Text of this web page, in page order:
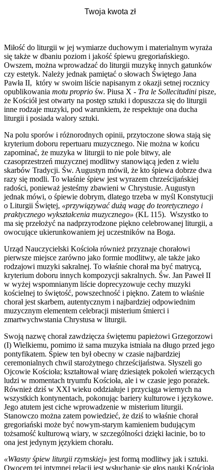
Miłość do liturgii w jej wymiarze duchowym i materialnym wyraża
się także w dbaniu poziom i jakość śpiewu gregoriańskiego.
Owszem, można wprowadzać do liturgii muzykę innych gatunków
czy estetyk. Należy jednak pamiętać o słowach Świętego Jana
Pawła II, który w swoim liście napisanym z okazji setnej rocznicy
opublikowania motu proprio św. Piusa X - Tra le Sollecitudini pisze,
że Kościół jest otwarty na postęp sztuki i dopuszcza się do liturgii
inne rodzaje muzyki, pod warunkiem, że respektuje ona ducha
liturgii i posiada walory sztuki.
Na polu sporów i różnorodnych opinii, przytoczone słowa stają się
kryterium doboru repertuaru muzycznego. Nie można w końcu
zapominać, że muzyka w liturgii to nie pole bitwy, ale
czasoprzestrzeń muzycznej modlitwy stanowiącą jeden z wielu
skarbów Tradycji. Św. Augustyn mówił, że kto śpiewa dobrze dwa
razy się modli. To właśnie śpiew jest wyrazem chrześcijańskiej
radości, ponieważ jesteśmy zbawieni w Chrystusie. Augustyn
jednak mówi, o śpiewie dobrym, dlatego trzeba w myśl Konstytucji
o Liturgii Świętej, «przywiązywać dużą wagę do teoretycznego i
praktycznego wykształcenia muzycznego» (KL 115). Wszystko to
ma się przełożyć na nadprzyrodzone piękno celebrowanej liturgii, a
owocujące ukierunkowaniem jej uczestników na Boga.
Urząd Nauczycielski Kościoła również przyznaje chorałowi
pierwsze miejsce zarówno jako formie modlitwy, ale także jako
rodzajowi muzyki sakralnej. To właśnie chorał ma być matrycą,
kryterium doboru innych kompozycji sakralnych. Św. Jan Paweł II
w wyżej wspomnianym liście doprecyzowuje cechy muzyki
kościelnej to świętość, powszechność i piękno. Zatem to właśnie
chorał jest skarbem, autentycznym i najbardziej odpowiednim
muzycznym elementem celebracji misterium śmierci i
zmartwychwstania Chrystusa w liturgii.
Swoją nazwę chorał zawdzięcza świętemu papieżowi Grzegorzowi
(I) Wielkiemu, pomimo iż sama muzyka istniała na długo przed jego
pontyfikatem. Śpiew ten był obecny w czasie najbardziej
ceremonialnych chwil starożytnego chrześcijaństwa. Słyszeli go
Ojcowie Kościoła; kształtował wiarę dziesiątek pokoleń wierzących
ludzi w momentach tryumfu Kościoła, ale i w czasie jego porażek.
Również dziś w XXI wieku oddziałuje i przyciąga wiernych na
wszystkich kontynentach, pokonując bariery kulturowe i językowe.
Jego atutem jest ciche wprowadzenie w misterium liturgii.
Stanowczo można zatem powiedzieć, że dziś to właśnie chorał
gregoriański może być nowym-starym kamieniem budującym
tożsamość kulturową wiary, w szczególności dzięki łacinie, bo to
ona jest jedynym językiem chorału.
«Własny śpiew liturgii rzymskiej» jest formą modlitwy jak i sztuki.
Owocem tej intymnej relacji jest wsłuchanie się głos nauki Kościoła